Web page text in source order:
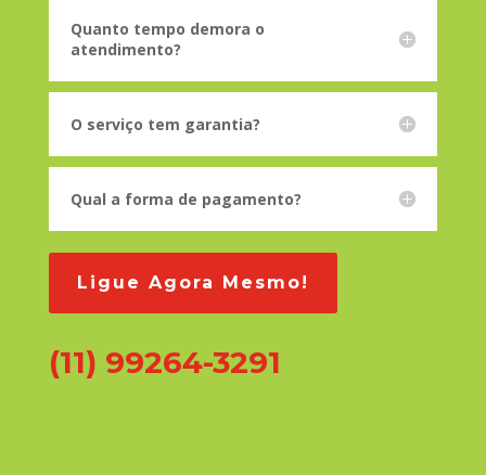
Quanto tempo demora o
atendimento?
O serviço tem garantia?
Qual a forma de pagamento?
Ligue Agora Mesmo!
(11) 99264-3291